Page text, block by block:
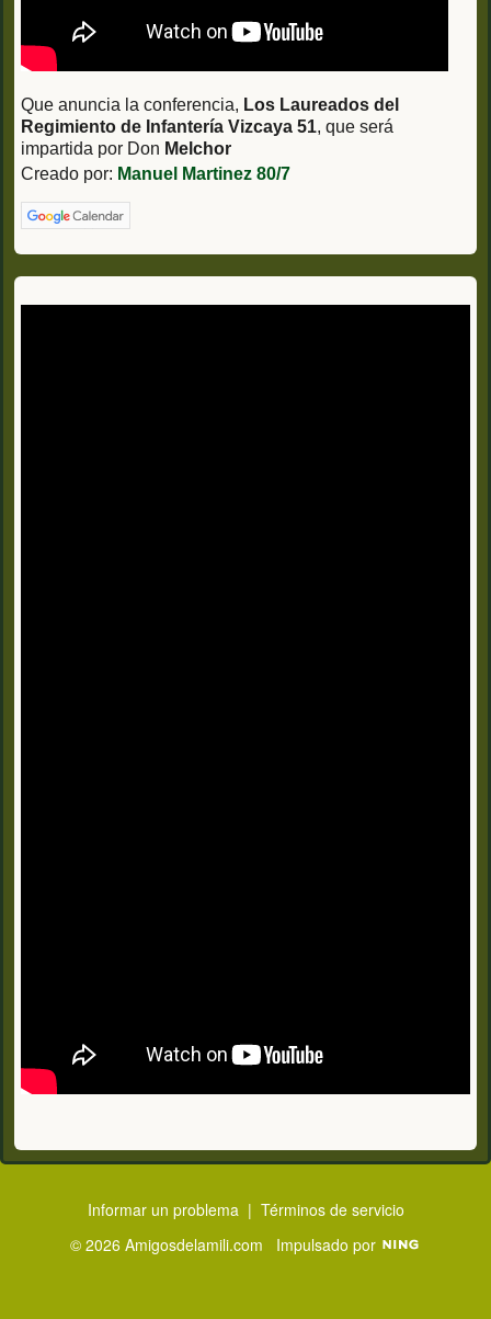
Que anuncia la conferencia, Los Laureados del
Regimiento de Infantería Vizcaya 51, que será
impartida por Don Melchor
Creado por: Manuel Martinez 80/7
Informar un problema| Términos de servicio
© 2026 Amigosdelamili.com Impulsado por